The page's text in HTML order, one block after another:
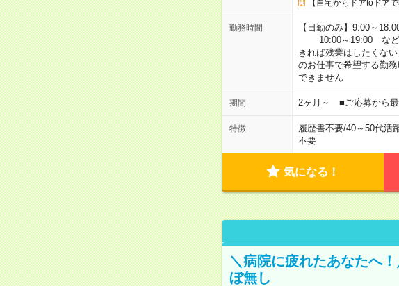
【自宅からドアtoドア
勤務時間
【日勤のみ】9:00～
10:00～19:00 など 「
きれば残業はしたくな
のお仕事で希望する勤
できません
期間 2ヶ月～ ■ご応募から
特徴 履歴書不要/40～50代活
不要
気になる！
＼病院に疲れたあなたへ
ぼ無し